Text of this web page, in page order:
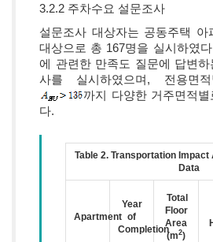
3.2.2 주차수요 설문조사
설문조사 대상자는 공동주택 아
대상으로 총 167명을 실시하였
에 관련한 만족도 질문에 답변
사를 실시하였으며, 전용면
까지 다양한 거주면적
다.
Table 2. Transportation
Data
Apartment
Year
of
Completion
Total
Floor
Area
(m2)